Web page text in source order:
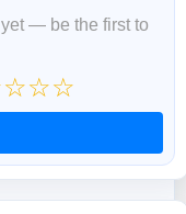
— be the first to
☆☆☆